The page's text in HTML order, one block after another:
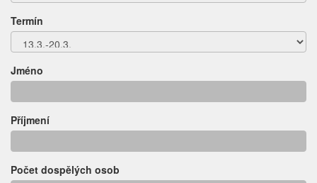
Termín
Jméno
Příjmení
Počet dospělých osob